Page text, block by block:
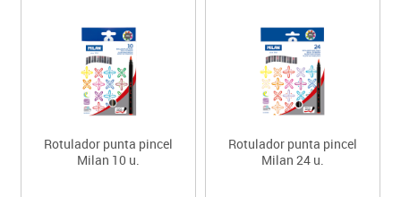
Rotulador punta pincel
Milan 10 u.
Rotulador punta pincel
Milan 24 u.